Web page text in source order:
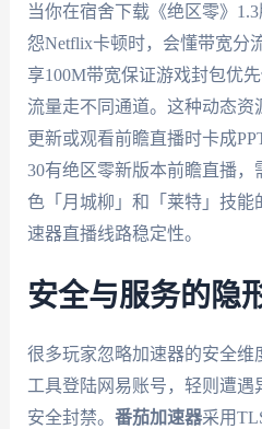
当你在宿舍下载《绝区零》
怨Netflix卡顿时，会懂带宽分
享100M带宽保证游戏封包优
流量走不同通道。这种动态
更新或观看前瞻直播时卡成
30有绝区零新版本前瞻直播，
色「月城柳」和「莱特」技能
速器直播线路稳定性。
安全与服务的隐
很多玩家忽略加速器的安全维
工具登陆网易账号，轻则遭遇
安全封禁。 番茄加速器采用